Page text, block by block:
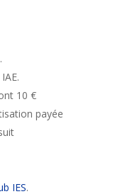
10 €
payée
IES.